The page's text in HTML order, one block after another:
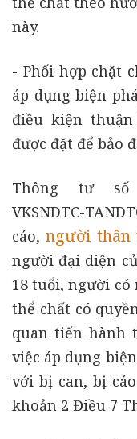
này.
- Phối hợp chặt
áp dụng biện
điều kiện
được đặt để bảo
Thông tư số
VKSNDTC-
cáo,người thân
người đại diện
18 tuổi, người có
thể chất có
quan tiến hành
việc áp dụng
với bị can, bị
khoản 2 Điều 7